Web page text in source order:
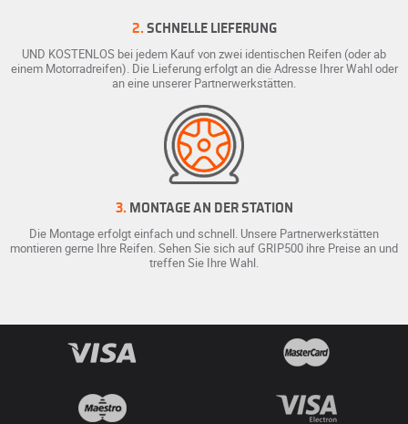
2. SCHNELLE LIEFERUNG
UND KOSTENLOS bei jedem Kauf von zwei identischen Reifen (oder ab
einem Motorradreifen). Die Lieferung erfolgt an die Adresse Ihrer Wahl oder
an eine unserer Partnerwerkstätten.
3. MONTAGE AN DER STATION
Die Montage erfolgt einfach und schnell. Unsere Partnerwerkstätten
montieren gerne Ihre Reifen. Sehen Sie sich auf GRIP500 ihre Preise an und
treffen Sie Ihre Wahl.